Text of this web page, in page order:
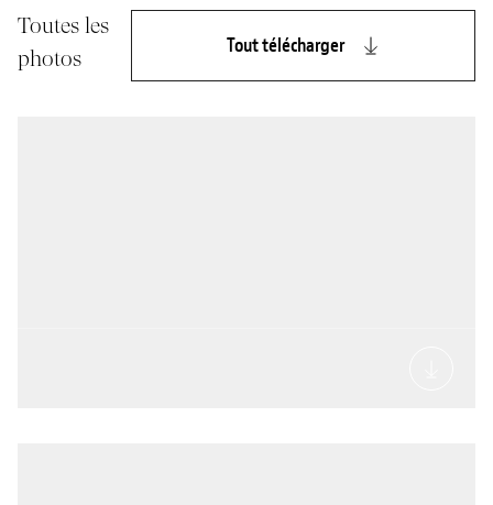
Toutes les
photos
Tout télécharger